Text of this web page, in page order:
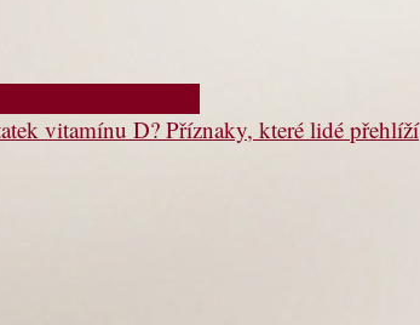
vitamínu D? Příznaky, které lidé přehlíží